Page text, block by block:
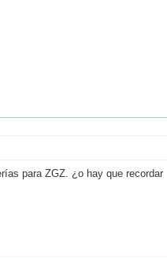
para ZGZ. ¿o hay que recordar